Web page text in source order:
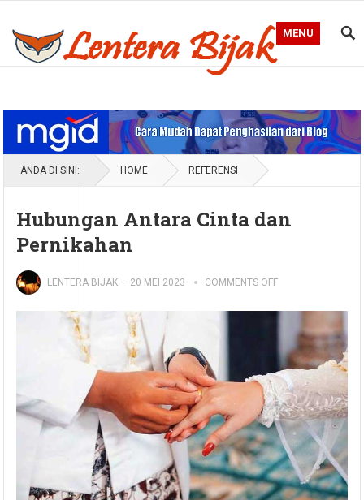
MENU
ANDA DI SINI: HOME REFERENSI
Hubungan Antara Cinta dan
Pernikahan
LENTERA BIJAK — 20 MEI 2023 COMMENTS OFF